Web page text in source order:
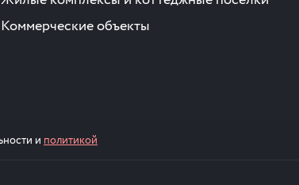
Коммерческие объекты
и политикой